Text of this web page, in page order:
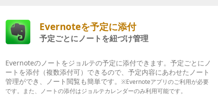
Evernoteを予定に添付
予定ごとにノートを紐づけ管理
Evernoteのノートをジョルテの予定に添付できます。予定ごとにノ
ートを添付（複数添付可）できるので、予定内容にあわせたノート
管理ができ、ノート閲覧も簡単です。 ※Evernoteアプリのご利用が必要
です。また、ノートの添付はジョルテカレンダーのみ利用可能です。